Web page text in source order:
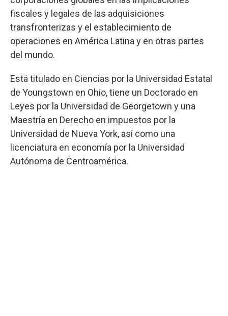
fiscales y legales de las adquisiciones
transfronterizas y el establecimiento de
operaciones en América Latina y en otras partes
del mundo.
Está titulado en Ciencias por la Universidad Estatal
de Youngstown en Ohio, tiene un Doctorado en
Leyes por la Universidad de Georgetown y una
Maestría en Derecho en impuestos por la
Universidad de Nueva York, así como una
licenciatura en economía por la Universidad
Autónoma de Centroamérica.